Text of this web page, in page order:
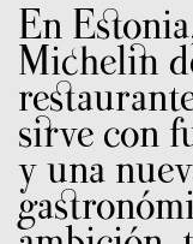
En
Michelin
sirve con
y una